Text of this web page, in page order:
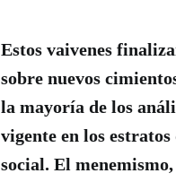
Estos vaivenes
sobre nuevos
la mayoría de los
vigente en los
social. El